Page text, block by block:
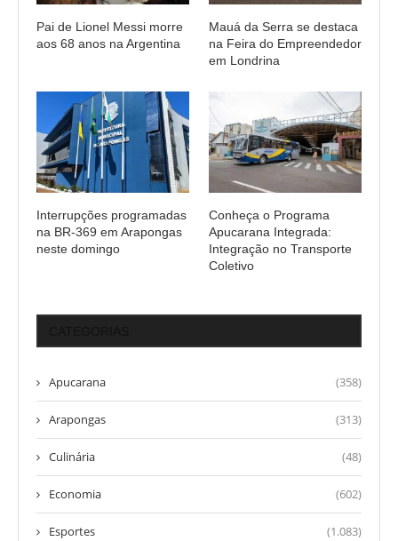
Pai de Lionel Messi morre
aos 68 anos na Argentina
Mauá da Serra se destaca
na Feira do Empreendedor
em Londrina
Interrupções programadas
na BR-369 em Arapongas
neste domingo
Conheça o Programa
Apucarana Integrada:
Integração no Transporte
Coletivo
Apucarana (358)
Arapongas (313)
Culinária (48)
Economia (602)
Esportes (1.083)